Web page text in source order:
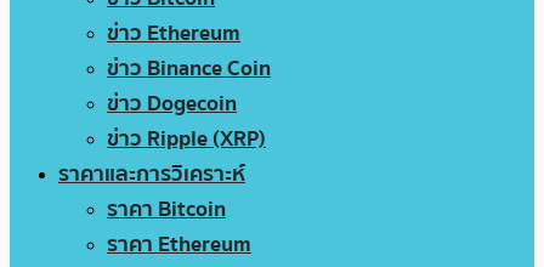
ข่าว Ethereum
ข่าว Binance Coin
ข่าว Dogecoin
ข่าว Ripple (XRP)
ราคาและการวิเคราะห์
ราคา Bitcoin
ราคา Ethereum